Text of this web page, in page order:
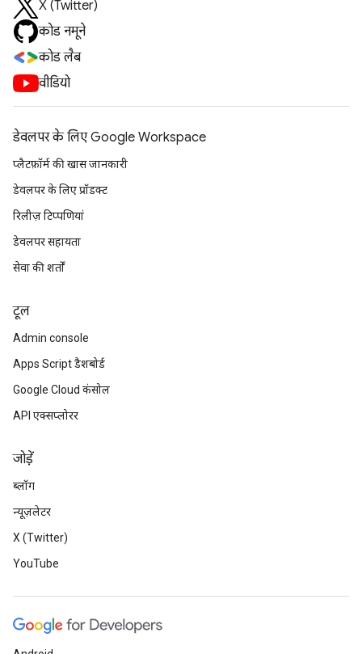
X (Twitter)
कोड नमूने
कोड लैब
वीडियो
डेवलपर के लिए Google Workspace
प्लैटफ़ॉर्म की खास जानकारी
डेवलपर के लिए प्रॉडक्ट
रिलीज़ टिप्पणियां
डेवलपर सहायता
सेवा की शर्तों
टूल
Admin console
Apps Script डैशबोर्ड
Google Cloud कंसोल
API एक्सप्लोरर
जोड़ें
ब्लॉग
न्यूज़लेटर
X (Twitter)
YouTube